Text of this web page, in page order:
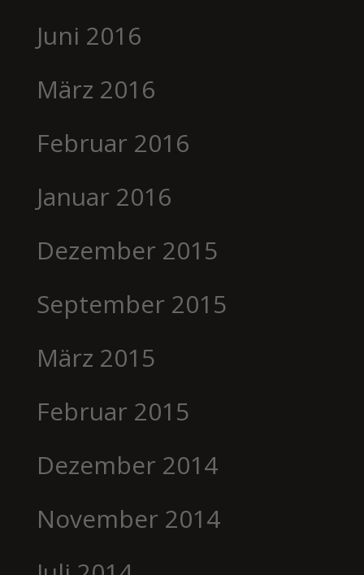
Juni 2016
März 2016
Februar 2016
Januar 2016
Dezember 2015
September 2015
März 2015
Februar 2015
Dezember 2014
November 2014